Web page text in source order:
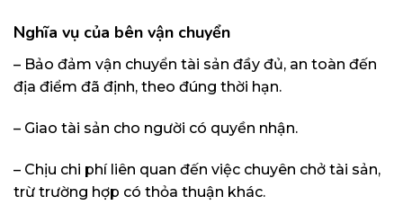
Nghĩa vụ của bên vận chuyển
– Bảo đảm vận chuyển tài sản đầy đủ, an toàn đến
địa điểm đã định, theo đúng thời hạn.
– Giao tài sản cho người có quyền nhận.
– Chịu chi phí liên quan đến việc chuyên chở tài sản,
trừ trường hợp có thỏa thuận khác.